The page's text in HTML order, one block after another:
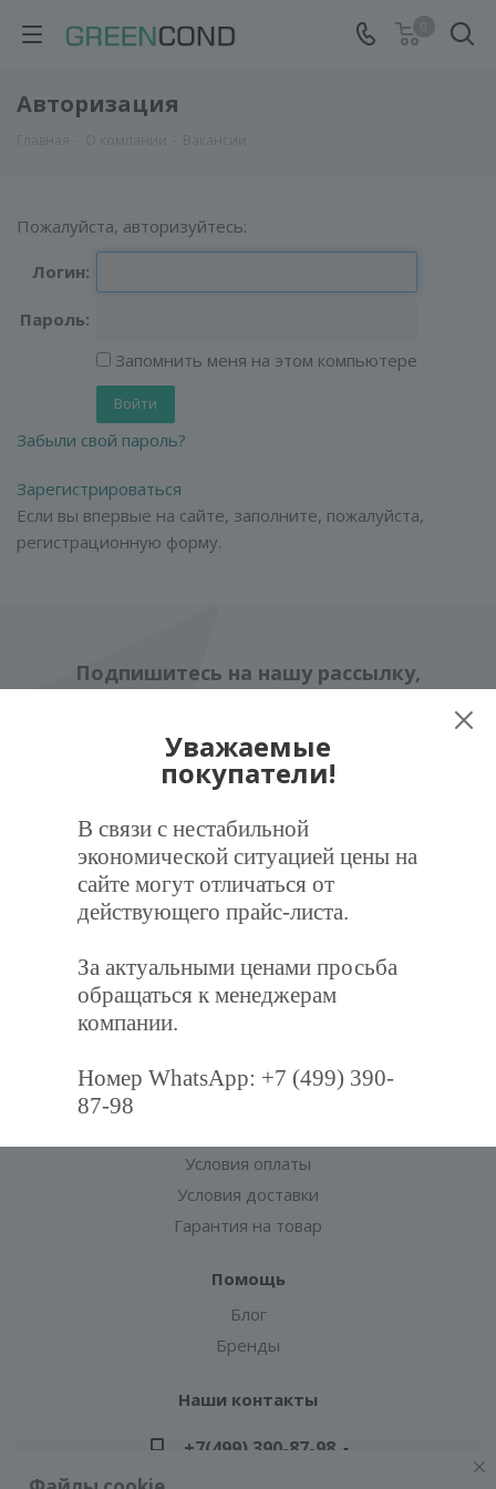
Авторизация
Пожалуйста, авторизуйтесь:
Логин:
Пароль:
Запомнить меня на этом компьютере
Забыли свой пароль?
Зарегистрироваться
Если вы впервые на сайте, заполните, пожалуйста,
регистрационную форму.
Подпишитесь на нашу рассылку,
и получите курс грамотного клиента!
Компания
Новости
Магазины
Информация
Условия оплаты
Условия доставки
Гарантия на товар
Помощь
Блог
Бренды
Наши контакты
+7(499) 390-87-98
Уважаемые
покупатели!
В связи с нестабильной
экономической ситуацией цены на
сайте могут отличаться от
действующего прайс-листа.
За актуальными ценами просьба
обращаться к менеджерам
компании.
Номер WhatsApp: +7 (499) 390-
87-98